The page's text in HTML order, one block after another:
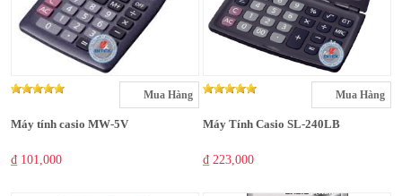
Mua Hàng
Máy tính casio MW-5V
₫ 101,000
Mua Hàng
Máy Tính Casio SL-240LB
₫ 223,000